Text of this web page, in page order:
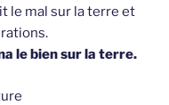
le mal sur la terre et
le bien sur la terre.